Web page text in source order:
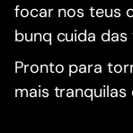
focar nos teus
bunq cuida das
Pronto para
mais tranquilas